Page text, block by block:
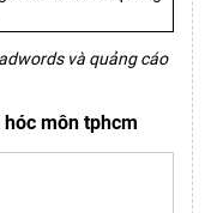
và quảng cáo
môn tphcm